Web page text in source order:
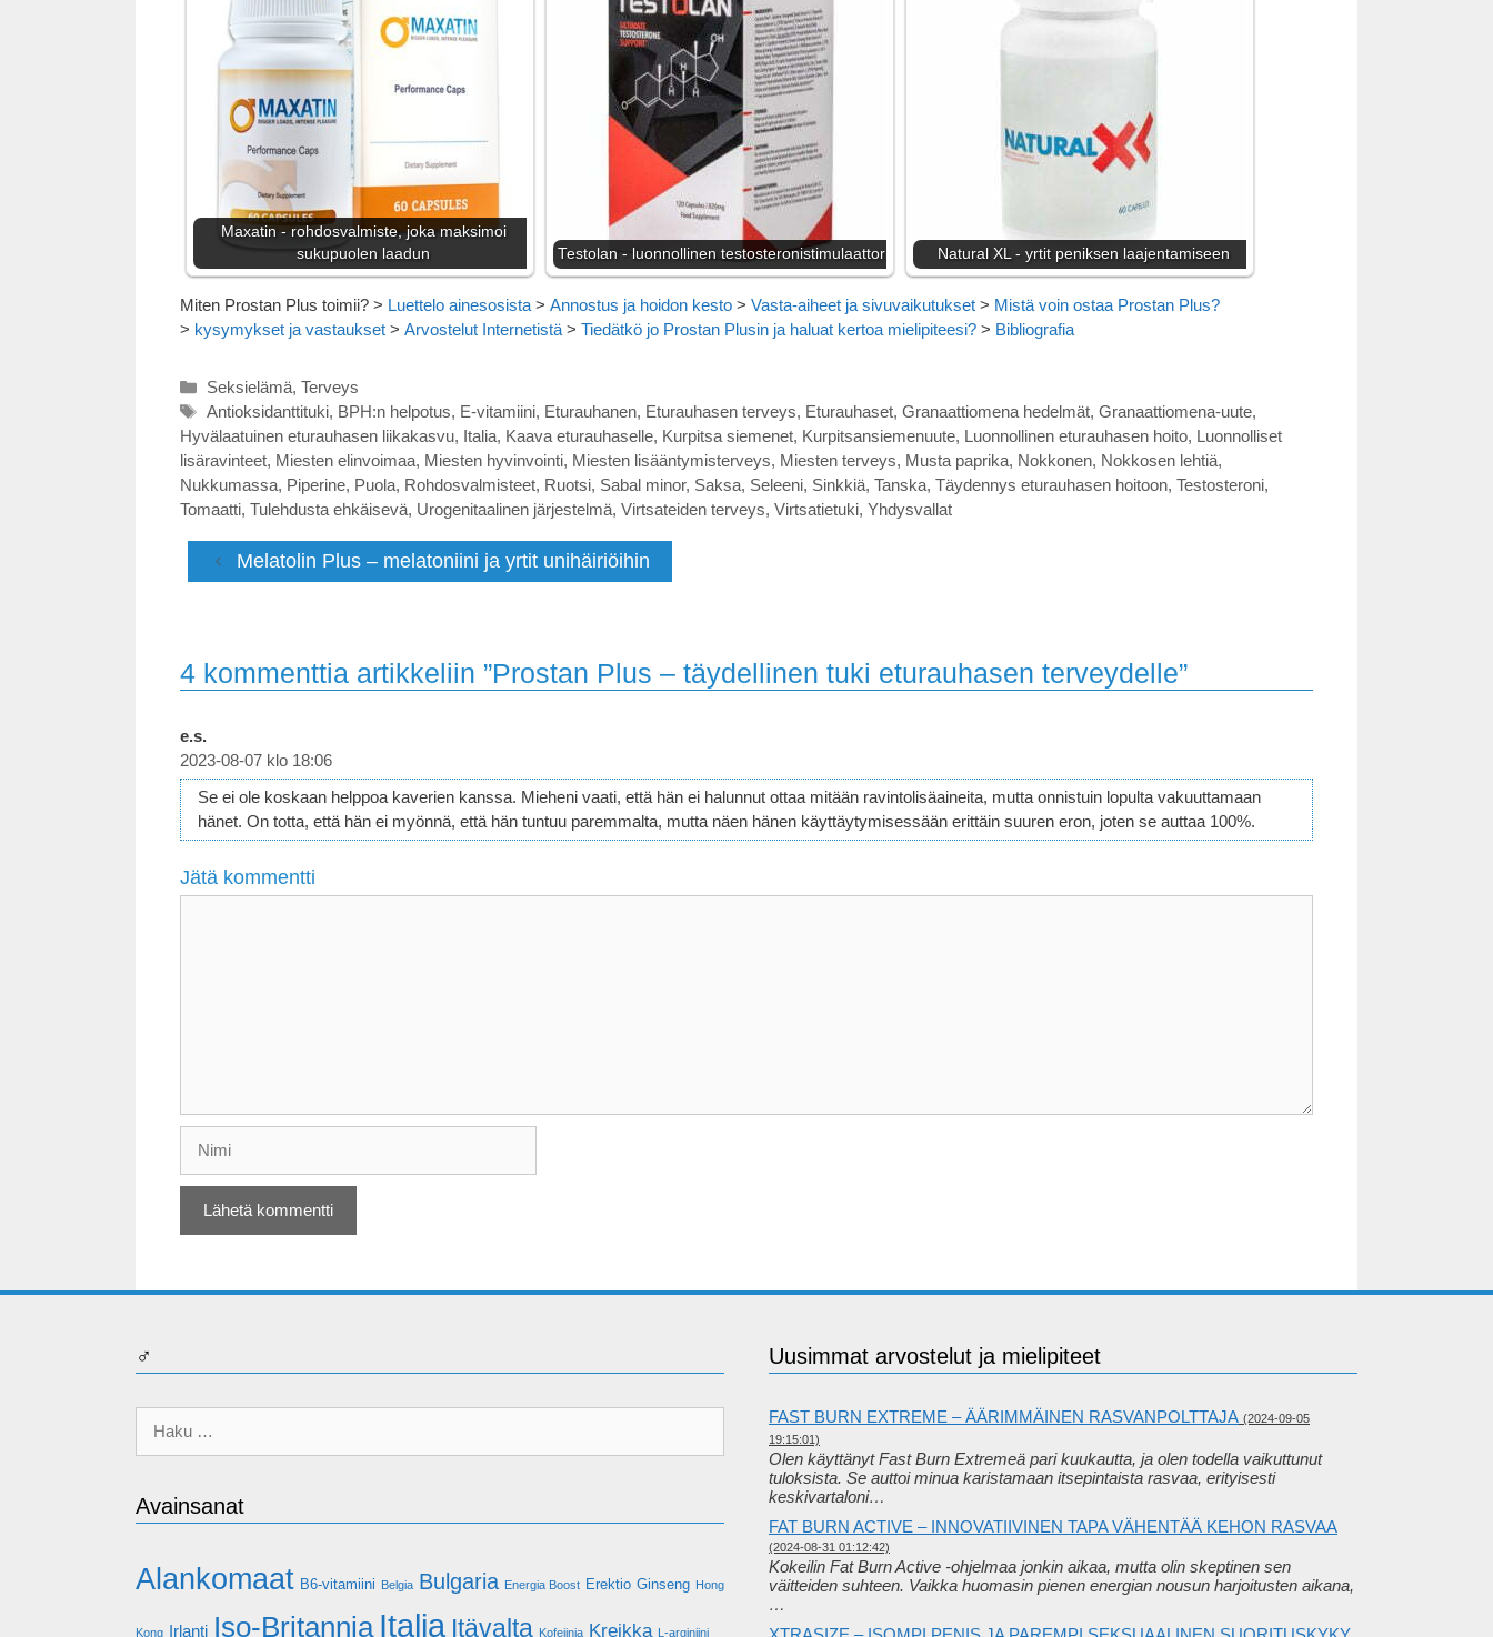
Maxatin - rohdosvalmiste, joka maksimoi
sukupuolen laadun
Testolan - luonnollinen testosteronistimulaattori Natural XL - yrtit peniksen laajentamiseen
Miten Prostan Plus toimii? > Luettelo ainesosista > Annostus ja hoidon kesto > Vasta-aiheet ja sivuvaikutukset > Mistä voin ostaa Prostan Plus?
> kysymykset ja vastaukset > Arvostelut Internetistä > Tiedätkö jo Prostan Plusin ja haluat kertoa mielipiteesi? > Bibliografia
Kategoriat
Seksielämä, Terveys
Avainsanat
Antioksidanttituki, BPH:n helpotus, E-vitamiini, Eturauhanen, Eturauhasen terveys, Eturauhaset, Granaattiomena hedelmät, Granaattiomena-uute,
Hyvälaatuinen eturauhasen liikakasvu, Italia, Kaava eturauhaselle, Kurpitsa siemenet, Kurpitsansiemenuute, Luonnollinen eturauhasen hoito, Luonnolliset
lisäravinteet, Miesten elinvoimaa, Miesten hyvinvointi, Miesten lisääntymisterveys, Miesten terveys, Musta paprika, Nokkonen, Nokkosen lehtiä,
Nukkumassa, Piperine, Puola, Rohdosvalmisteet, Ruotsi, Sabal minor, Saksa, Seleeni, Sinkkiä, Tanska, Täydennys eturauhasen hoitoon, Testosteroni,
Tomaatti, Tulehdusta ehkäisevä, Urogenitaalinen järjestelmä, Virtsateiden terveys, Virtsatietuki, Yhdysvallat
Melatolin Plus – melatoniini ja yrtit unihäiriöihin
4 kommenttia artikkeliin ”Prostan Plus – täydellinen tuki eturauhasen terveydelle”
e.s.
2023-08-07 klo 18:06
Se ei ole koskaan helppoa kaverien kanssa. Mieheni vaati, että hän ei halunnut ottaa mitään ravintolisäaineita, mutta onnistuin lopulta vakuuttamaan
hänet. On totta, että hän ei myönnä, että hän tuntuu paremmalta, mutta näen hänen käyttäytymisessään erittäin suuren eron, joten se auttaa 100%.
Jätä kommentti
♂
Avainsanat
Alankomaat B6-vitamiini Belgia Bulgaria Energia Boost Erektio Ginseng Hong
Kong Irlanti Iso-Britannia Italia Itävalta Kofeiinia Kreikka L-arginiini
Uusimmat arvostelut ja mielipiteet
FAST BURN EXTREME – ÄÄRIMMÄINEN RASVANPOLTTAJA (2024-09-05
19:15:01)
Olen käyttänyt Fast Burn Extremeä pari kuukautta, ja olen todella vaikuttunut
tuloksista. Se auttoi minua karistamaan itsepintaista rasvaa, erityisesti
keskivartaloni…
FAT BURN ACTIVE – INNOVATIIVINEN TAPA VÄHENTÄÄ KEHON RASVAA
(2024-08-31 01:12:42)
Kokeilin Fat Burn Active -ohjelmaa jonkin aikaa, mutta olin skeptinen sen
väitteiden suhteen. Vaikka huomasin pienen energian nousun harjoitusten aikana,
…